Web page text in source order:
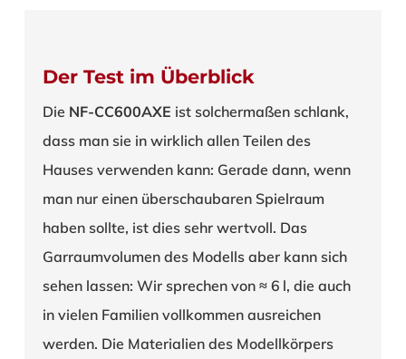
Der Test im Überblick
Die NF-CC600AXE ist solchermaßen schlank,
dass man sie in wirklich allen Teilen des
Hauses verwenden kann: Gerade dann, wenn
man nur einen überschaubaren Spielraum
haben sollte, ist dies sehr wertvoll. Das
Garraumvolumen des Modells aber kann sich
sehen lassen: Wir sprechen von ≈ 6 l, die auch
in vielen Familien vollkommen ausreichen
werden. Die Materialien des Modellkörpers